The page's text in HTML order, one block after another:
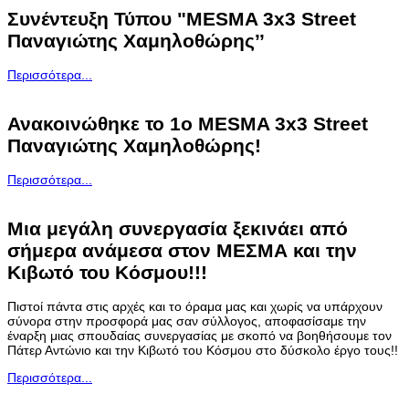
Συνέντευξη Τύπου "MESMA 3x3 Street
Παναγιώτης Χαμηλοθώρης’’
Περισσότερα...
Ανακοινώθηκε το 1ο MESMA 3x3 Street
Παναγιώτης Χαμηλοθώρης!
Περισσότερα...
Μια μεγάλη συνεργασία ξεκινάει από
σήμερα ανάμεσα στον ΜΕΣΜΑ και την
Κιβωτό του Κόσμου!!!
Πιστοί πάντα στις αρχές και το όραμα μας και χωρίς να υπάρχουν
σύνορα στην προσφορά μας σαν σύλλογος, αποφασίσαμε την
έναρξη μιας σπουδαίας συνεργασίας με σκοπό να βοηθήσουμε τον
Πάτερ Αντώνιο και την Κιβωτό του Κόσμου στο δύσκολο έργο τους!!
Περισσότερα...